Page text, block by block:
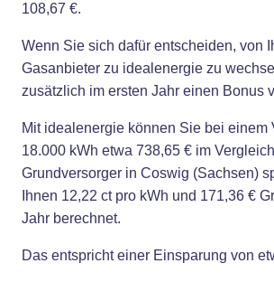
108,67 €.
Wenn Sie sich dafür entscheiden, von
Gasanbieter zu idealenergie zu
zusätzlich im ersten Jahr einen Bonus
Mit idealenergie können Sie bei einem
18.000 kWh etwa 738,65 € im
Grundversorger in Coswig (Sachsen)
Ihnen 12,22 ct pro kWh und 171,36 €
Jahr berechnet.
Das entspricht einer Einsparung von